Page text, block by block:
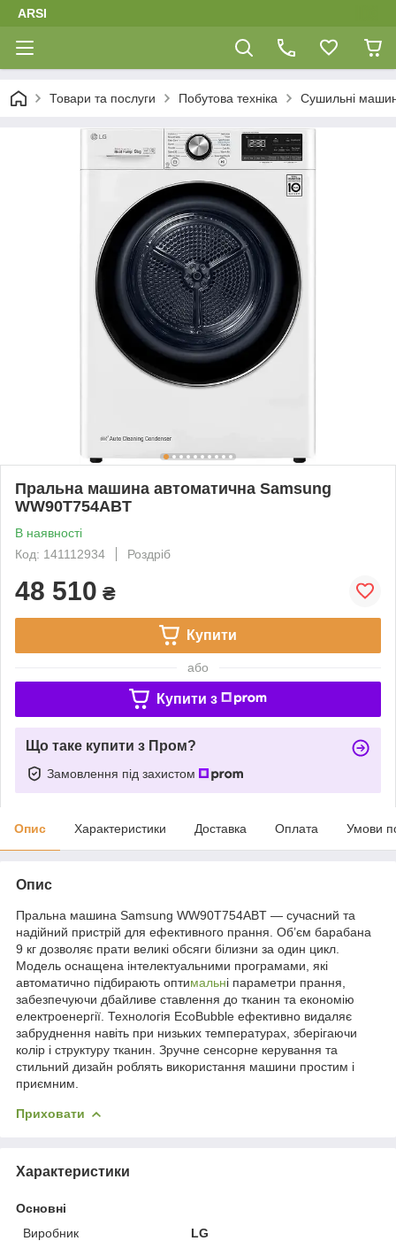
ARSI
Товари та послуги Побутова техніка Сушильні
Пральна машина автоматична Samsung
WW90T754ABT
В наявності
Код: 141112934
Роздріб
48 510 ₴
Купити
або
Купити з
Що таке купити з Пром?
Замовлення під захистом
Опис Характеристики Доставка Оплата Умови
Опис
Пральна машина Samsung WW90T754ABT — сучасний та
надійний пристрій для ефективного прання. Об’єм барабана
9 кг дозволяє прати великі обсяги білизни за один цикл.
Модель оснащена інтелектуальними програмами, які
автоматично підбирають оптимальні параметри прання,
забезпечуючи дбайливе ставлення до тканин та економію
електроенергії. Технологія EcoBubble ефективно видаляє
забруднення навіть при низьких температурах, зберігаючи
колір і структуру тканин. Зручне сенсорне керування та
стильний дизайн роблять використання машини простим і
приємним.
Приховати
Характеристики
Основні
Виробник
LG